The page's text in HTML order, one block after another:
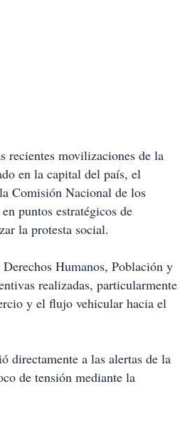
recientes movilizaciones de la
en la capital del país, el
Comisión Nacional de los
puntos estratégicos de
la protesta social.
Humanos, Población y
realizadas, particularmente
y el flujo vehicular hacia el
directamente a las alertas de la
de tensión mediante la